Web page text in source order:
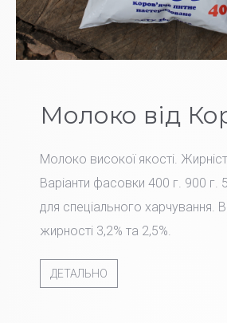
Молоко від
Молоко високої якості.
Варіанти фасовки 400 г. 900 г.
для спеціального харчування.
жирності 3,2% та 2,5%.
ДЕТАЛЬНО